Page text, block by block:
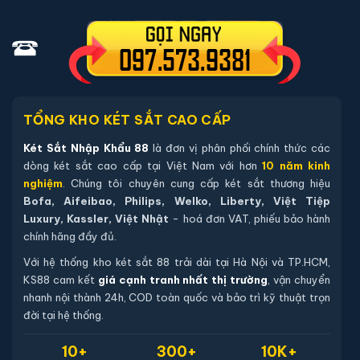
04 viên pin Alkaline AA mới chính hãng (đã lắp sẵn, dự
phòng tối thiểu 12 tháng).
Sách hướng dẫn sử dụng tiếng Việt.
phẩm).
Hướng dẫn mua Két sắt việt tiệp BO50BF
Pro màu trắng
Mua hàng tại két sắt nhập khẩu 88 bạn có thể
chon lựa những cách sau:
Cách 1
: Bạn chọn sản phẩm và ấn vào mua hàng hệ
thống sẽ chuyển đến trang checkout. Ở trang check
out bạn kiểm tra lại thông tin sản phẩm 1 lần nữa. Nếu
TỔNG KHO KÉT SẮT CAO CẤP
Két Sắt Nhập Khẩu 88 là đơn vị phân phối chính thức các
dòng két sắt cao cấp tại Việt Nam với hơn10 năm kinh
nghiệm . Chúng tôi chuyên cung cấp két sắt thương hiệu
Bofa, Aifeibao, Philips, Welko, Liberty, Việt Tiệp
Luxury, Kassler, Việt Nhật - hoá đơn VAT, phiếu bảo hành
chính hãng đầy đủ.
Với hệ thống kho két sắt 88 trải dài tại Hà Nội và TP.HCM,
KS88 cam kết giá cạnh tranh nhất thị trường , vận chuyển
nhanh nội thành 24h, COD toàn quốc và bảo trì kỹ thuật trọn
đời tại hệ thống.
10+ 300+ 10K+